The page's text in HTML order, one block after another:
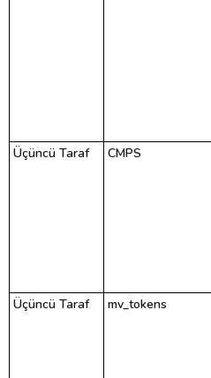
Üçüncü Taraf
CMPS
Üçüncü Taraf
mv_tokens